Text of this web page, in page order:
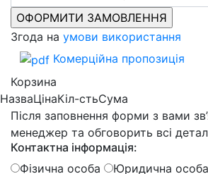
Згода на умови використання
Комерційна пропозиція
Корзина
НазваЦінаКіл-стьСума
Після заповнення форми з вами
менеджер та обговорить всі
Контактна інформація:
Фізична особа
Юридична особа